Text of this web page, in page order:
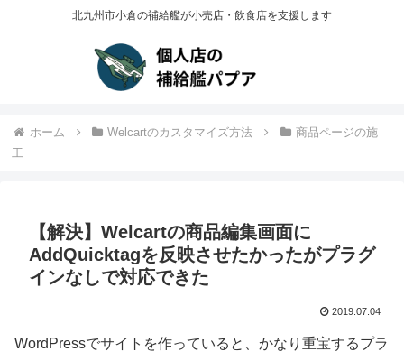
北九州市小倉の補給艦が小売店・飲食店を支援します
ホーム Welcartのカスタマイズ方法
商品ページの施
工
【解決】Welcartの商品編集画面に
AddQuicktagを反映させたかったがプラグ
インなしで対応できた
2019.07.04
WordPressでサイトを作っていると、かなり重宝するプラ